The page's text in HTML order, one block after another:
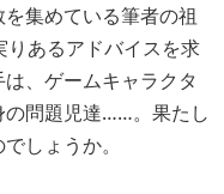
集めている筆者の祖
あるアドバイスを求
、ゲームキャラクタ
の問題児達……。果たし
しょうか。